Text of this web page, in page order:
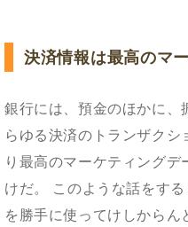
決済情報は最高のマ
銀行には、預金のほかに
らゆる決済のトランザクシ
り最高のマーケティング
けだ。 このような話をす
を勝手に使ってけしから